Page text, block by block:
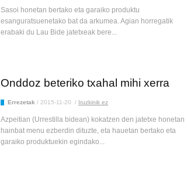
Sasoi honetan bertako eta garaiko produktu
esanguratsuenetako bat da arkumea. Agian horregatik
erabaki du Lau Bide jatetxeak bere...
Onddoz beteriko txahal mihi xerra
Errezetak / 2015-11-20 / Iruzkinik ez
Azpeitian (Urrestilla bidean) kokatzen den jatetxe honetan
hainbat menu ezberdin dituzte, eta hauetan bertako eta
garaiko produktuekin egindako...